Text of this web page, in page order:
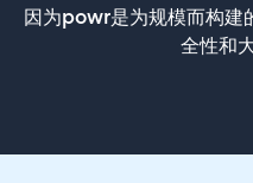
因为powr是为规模而构建
全性和